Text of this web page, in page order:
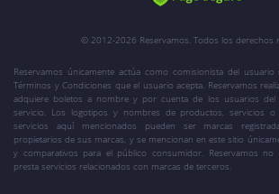
© 2012-2026 Reservamos. Todos los derechos
Reservamos únicamente actúa como comisionista del
Términos y Condiciones que el usuario acepta. Reservamos
adquiere boletos a nombre y por cuenta de los usuarios
servicio. Los logotipos y nombres de productos, servicios o
servicios aquí mencionados pueden ser marcas
propietarios de sus marcas, y se mencionan en este sitio
y comparativos para el público consumidor. Reservamos no
presta servicios relacionados con marcas de terceros.